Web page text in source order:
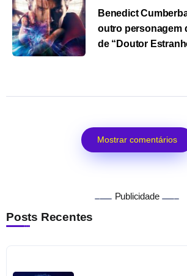
Benedict
outro personagem
de “Doutor
Mostrar comentários
Publicidade
Posts Recentes